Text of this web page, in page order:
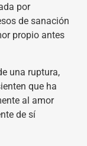
por
de sanación
propio antes
una ruptura,
que ha
al amor
de sí